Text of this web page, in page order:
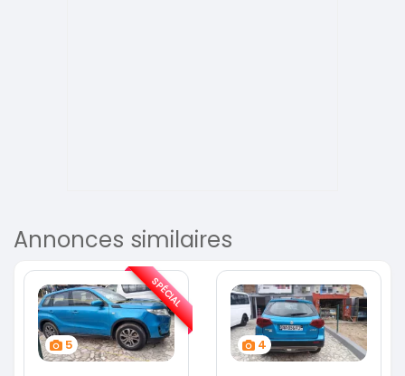
Annonces similaires
5
SPÉCIAL
4